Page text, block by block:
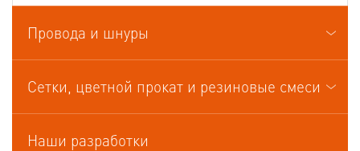
Кабели термоэлектродные
Провода и шнуры
Сетки, цветной прокат и резиновые смеси
Наши разработки